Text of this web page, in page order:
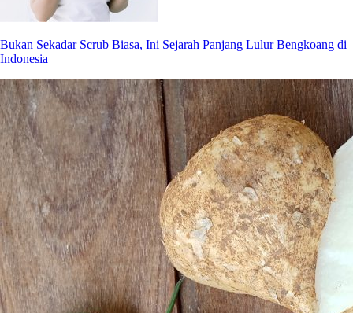
Bukan Sekadar Scrub Biasa, Ini Sejarah Panjang Lulur Bengkoang di
Indonesia